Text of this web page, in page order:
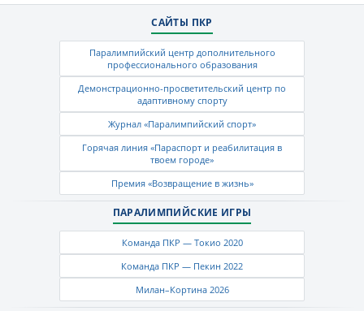
САЙТЫ ПКР
Паралимпийский центр дополнительного
профессионального образования
Демонстрационно-просветительский центр по
адаптивному спорту
Журнал «Паралимпийский спорт»
Горячая линия «Параспорт и реабилитация в
твоем городе»
Премия «Возвращение в жизнь»
ПАРАЛИМПИЙСКИЕ ИГРЫ
Команда ПКР — Токио 2020
Команда ПКР — Пекин 2022
Милан–Кортина 2026